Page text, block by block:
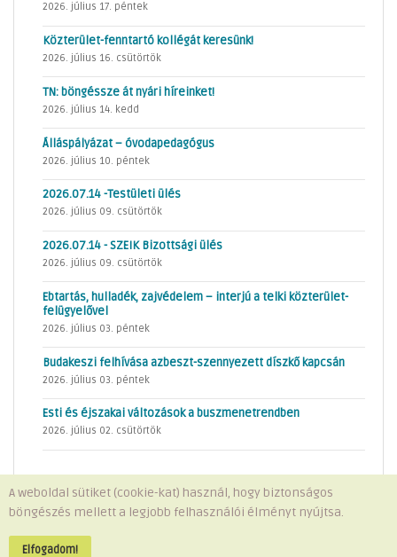
2026. július 17. péntek
Közterület-fenntartó kollégát keresünk!
2026. július 16. csütörtök
TN: böngéssze át nyári híreinket!
2026. július 14. kedd
Álláspályázat – óvodapedagógus
2026. július 10. péntek
2026.07.14 -Testületi ülés
2026. július 09. csütörtök
2026.07.14 - SZEIK Bizottsági ülés
2026. július 09. csütörtök
Ebtartás, hulladék, zajvédelem – interjú a telki közterület-
felügyelővel
2026. július 03. péntek
Budakeszi felhívása azbeszt-szennyezett díszkő kapcsán
2026. július 03. péntek
Esti és éjszakai változások a buszmenetrendben
2026. július 02. csütörtök
Minden jog fenntartva © 2026 Telki Község Önkormányzata
A weboldal sütiket (cookie-kat) használ, hogy biztonságos
böngészés mellett a legjobb felhasználói élményt nyújtsa.
Elfogadom!